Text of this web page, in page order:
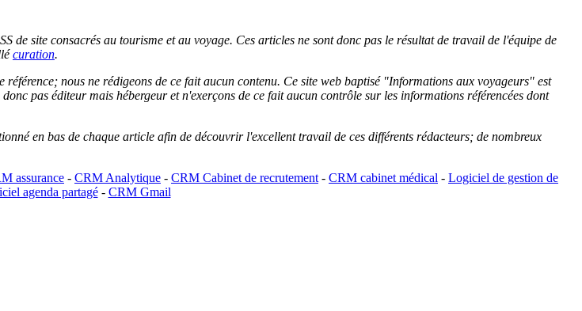
site consacrés au tourisme et au voyage. Ces articles ne sont donc pas le résultat de travail de l'équipe de
curation.
nous ne rédigeons de ce fait aucun contenu. Ce site web baptisé "Informations aux voyageurs" est
pas éditeur mais hébergeur et n'exerçons de ce fait aucun contrôle sur les informations référencées dont
en bas de chaque article afin de découvrir l'excellent travail de ces différents rédacteurs; de nombreux
assurance - CRM Analytique - CRM Cabinet de recrutement- CRM cabinet médical - Logiciel de gestion de
agenda partagé- CRM Gmail